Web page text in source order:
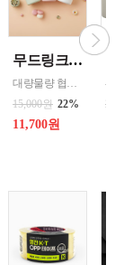
무드링크 코코미니 스텐텀블러 200ml / 색상선택 화이트 , 핑크 , 민트 / MDK-COCO
15,000원 22%
11,700원